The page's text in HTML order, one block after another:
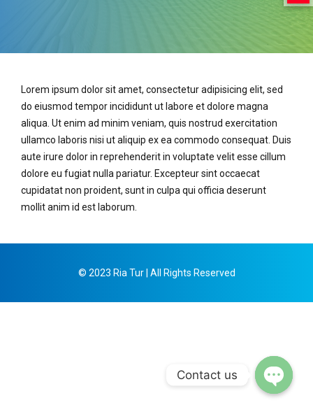
Lorem ipsum dolor sit amet, consectetur adipisicing elit, sed
do eiusmod tempor incididunt ut labore et dolore magna
aliqua. Ut enim ad minim veniam, quis nostrud exercitation
ullamco laboris nisi ut aliquip ex ea commodo consequat. Duis
aute irure dolor in reprehenderit in voluptate velit esse cillum
dolore eu fugiat nulla pariatur. Excepteur sint occaecat
cupidatat non proident, sunt in culpa qui officia deserunt
mollit anim id est laborum.
© 2023 Ria Tur | All Rights Reserved
Contact us